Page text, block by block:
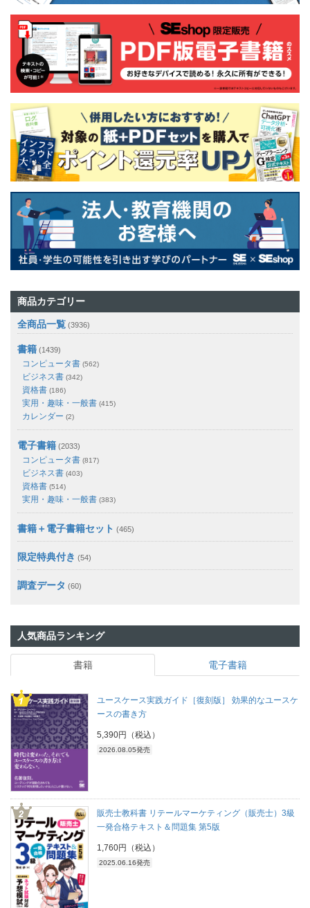
商品カテゴリー
全商品一覧 (3936)
書籍 (1439)
コンピュータ書 (562)
ビジネス書 (342)
資格書 (186)
実用・趣味・一般書 (415)
カレンダー (2)
電子書籍 (2033)
コンピュータ書 (817)
ビジネス書 (403)
資格書 (514)
実用・趣味・一般書 (383)
書籍＋電子書籍セット (465)
限定特典付き (54)
調査データ (60)
人気商品ランキング
書籍 電子書籍
ユースケース実践ガイド［復刻版］ 効果的なユースケ
ースの書き方
5,390円（税込）
2026.08.05発売
販売士教科書 リテールマーケティング（販売士）3級
一発合格テキスト＆問題集 第5版
1,760円（税込）
2025.06.16発売